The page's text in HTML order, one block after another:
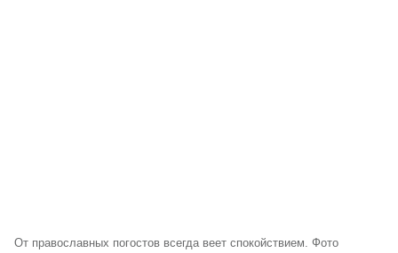
От православных погостов всегда веет спокойствием. Фото